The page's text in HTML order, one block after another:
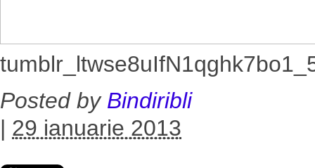
Posted by Bindiribli
| 29 ianuarie 2013